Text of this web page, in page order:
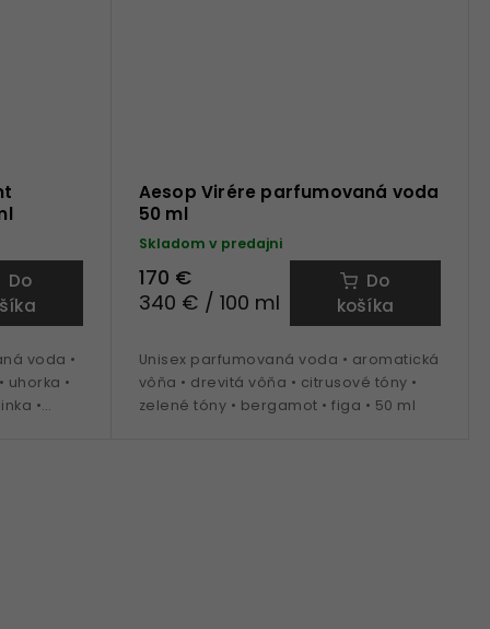
Do
voda •
uhorka •
•
Aesop Virére parfumovaná voda
50 ml
Skladom v predajni
170 €
340 € / 100 ml
Do
košíka
Unisex parfumovaná voda • aromatická
vôňa • drevitá vôňa • citrusové tóny •
zelené tóny • bergamot • figa • 50 ml